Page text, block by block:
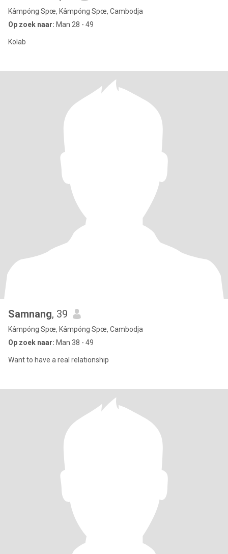
Kâmpóng Spœ, Kâmpóng Spœ, Cambodja
Op zoek naar: Man 28 - 49
Kolab
Samnang, 39
Kâmpóng Spœ, Kâmpóng Spœ, Cambodja
Op zoek naar: Man 38 - 49
Want to have a real relationship